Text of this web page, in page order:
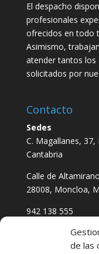
de las
El despacho
profesionales
ofrecidos en todo
Asimismo,
atender tantos los
solicitados por
Contacto
Sedes
C. Magallanes,
Cantabria
Calle de
28008, Moncloa,
942 138 555